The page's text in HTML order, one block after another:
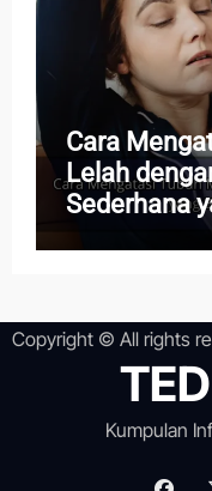
Cara
Lelah
Sederhana
Copyright © All rights
Kumpulan